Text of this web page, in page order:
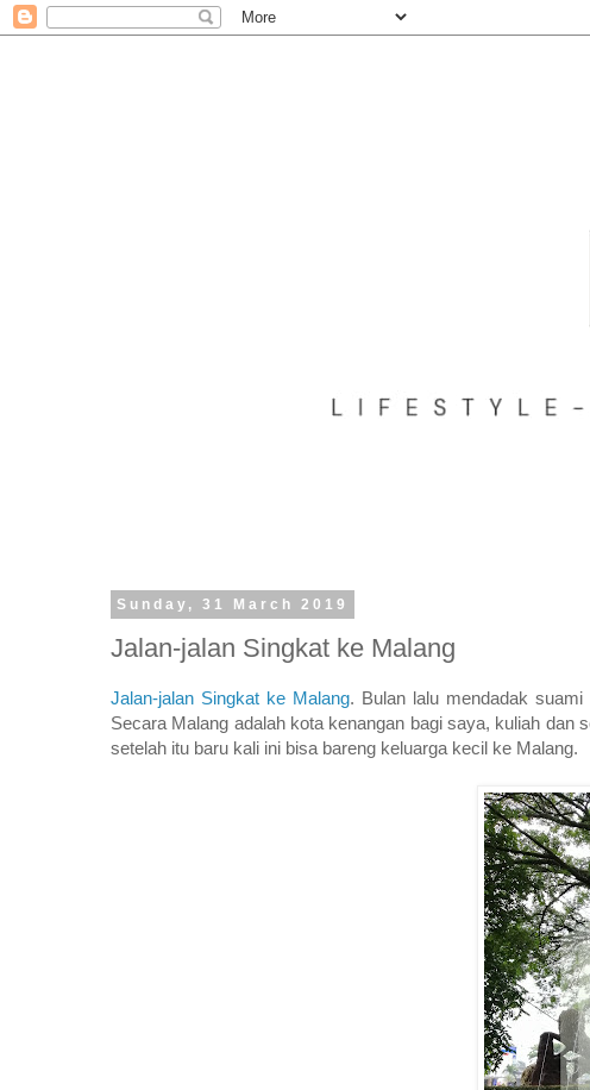
Sunday, 31 March 2019
Jalan-jalan Singkat ke Malang
Jalan-jalan Singkat ke Malang. Bulan lalu mendadak
Secara Malang adalah kota kenangan bagi saya, kuliah dan
setelah itu baru kali ini bisa bareng keluarga kecil ke Malang.